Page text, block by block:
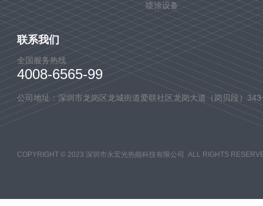
喷涂设备
联系我们
全国服务热线
4008-6565-99
公司地址：深圳市龙岗区龙城街道爱联社区龙岗大道（岗贝段）343
COPYRIGHT © 2023 深圳市永宏光热能科技有限公司 ALL RIGHTS